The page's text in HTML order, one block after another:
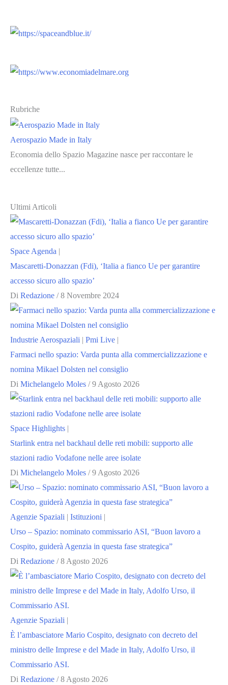
Rubriche
Aerospazio Made in Italy
Economia dello Spazio Magazine nasce per raccontare le
eccellenze tutte...
Ultimi Articoli
Space Agenda |
Mascaretti-Donazzan (Fdi), ‘Italia a fianco Ue per garantire
accesso sicuro allo spazio’
Di Redazione /8 Novembre 2024
Industrie Aerospaziali | Pmi Live |
Farmaci nello spazio: Varda punta alla commercializzazione e
nomina Mikael Dolsten nel consiglio
Di Michelangelo Moles /9 Agosto 2026
Space Highlights |
Starlink entra nel backhaul delle reti mobili: supporto alle
stazioni radio Vodafone nelle aree isolate
Di Michelangelo Moles /9 Agosto 2026
Agenzie Spaziali | Istituzioni |
Urso – Spazio: nominato commissario ASI, “Buon lavoro a
Cospito, guiderà Agenzia in questa fase strategica”
Di Redazione /8 Agosto 2026
Agenzie Spaziali |
È l’ambasciatore Mario Cospito, designato con decreto del
ministro delle Imprese e del Made in Italy, Adolfo Urso, il
Commissario ASI.
Di Redazione /8 Agosto 2026